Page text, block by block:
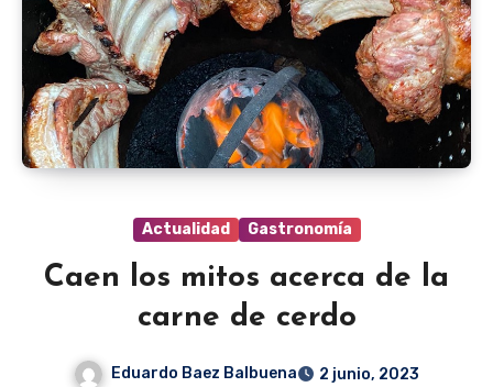
Actualidad Gastronomía
Caen los mitos acerca de la
carne de cerdo
Eduardo Baez Balbuena
2 junio, 2023